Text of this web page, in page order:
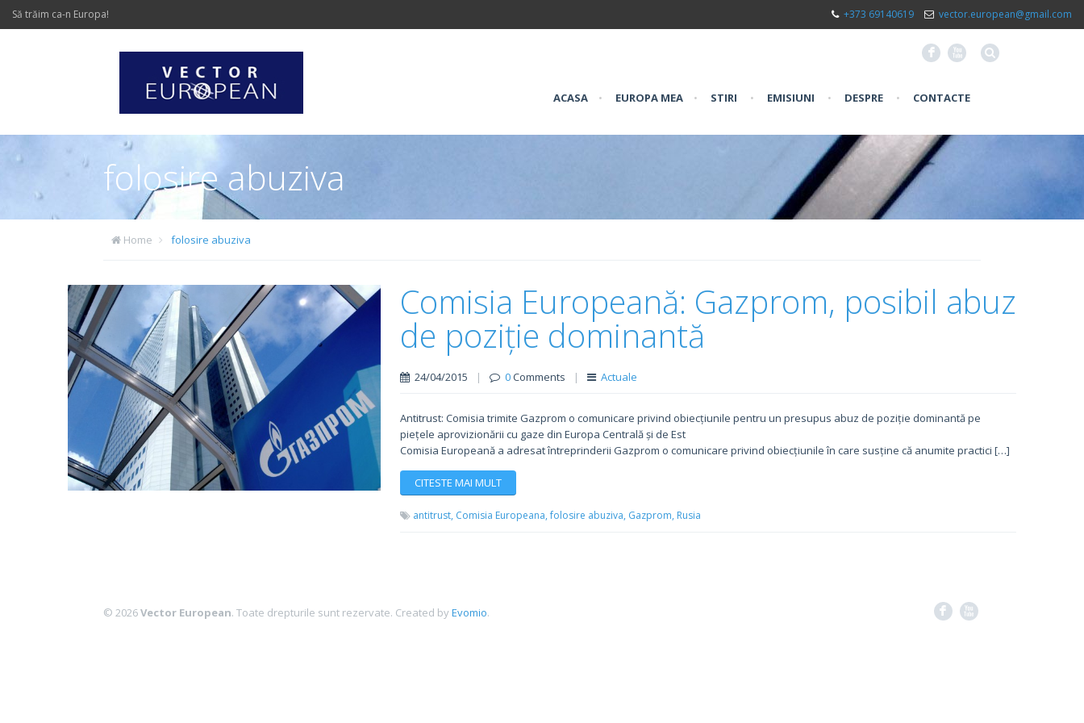
Să trăim ca-n Europa! +373 69140619 vector.european@gmail.com
F X
ACASA • EUROPA MEA • STIRI • EMISIUNI • DESPRE • CONTACTE
folosire abuziva
Home folosire abuziva
Comisia Europeană: Gazprom, posibil abuz
de poziție dominantă
24/04/2015 | 0Comments | Actuale
Antitrust: Comisia trimite Gazprom o comunicare privind obiecțiunile pentru un presupus abuz de poziție dominantă pe
piețele aprovizionării cu gaze din Europa Centrală și de Est
Comisia Europeană a adresat întreprinderii Gazprom o comunicare privind obiecțiunile în care susține că anumite practici […]
CITESTE MAI MULT
antitrust, Comisia Europeana, folosire abuziva, Gazprom, Rusia
© 2026Vector European. Toate drepturile sunt rezervate. Created byEvomio. F X